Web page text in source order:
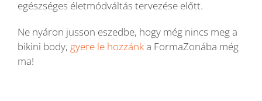
egészséges életmódváltás tervezése előtt.
Ne nyáron jusson eszedbe, hogy még nincs meg a
bikini body, gyere le hozzánka FormaZonába még
ma!